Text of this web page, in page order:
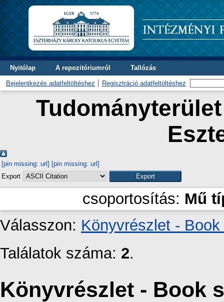
Nyitólap A repozitóriumról Tallózás
Bejelentkezés adatfeltöltéshez Regisztráció adatfeltöltéshez
[pin missing: url] [pin missing: url]
Export
csoportosítás: Mű
Válasszon: Könyvrészlet -
Találatok száma: 2.
Könyvrészlet - Book